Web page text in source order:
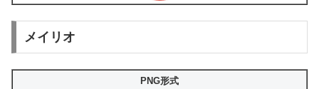
メイリオ
PNG形式